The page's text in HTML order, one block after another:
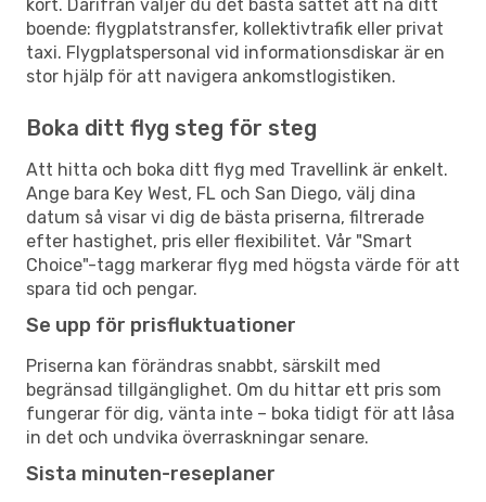
kort. Därifrån väljer du det bästa sättet att nå ditt
boende: flygplatstransfer, kollektivtrafik eller privat
taxi. Flygplatspersonal vid informationsdiskar är en
stor hjälp för att navigera ankomstlogistiken.
Boka ditt flyg steg för steg
Att hitta och boka ditt flyg med Travellink är enkelt.
Ange bara Key West, FL och San Diego, välj dina
datum så visar vi dig de bästa priserna, filtrerade
efter hastighet, pris eller flexibilitet. Vår "Smart
Choice"-tagg markerar flyg med högsta värde för att
spara tid och pengar.
Se upp för prisfluktuationer
Priserna kan förändras snabbt, särskilt med
begränsad tillgänglighet. Om du hittar ett pris som
fungerar för dig, vänta inte – boka tidigt för att låsa
in det och undvika överraskningar senare.
Sista minuten-reseplaner